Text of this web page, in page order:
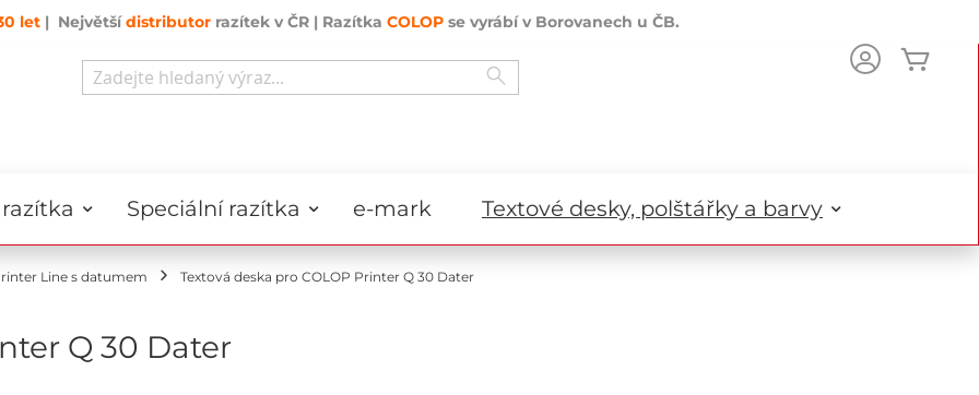
let | Největšídistributor razítek v ČR | Razítka COLOP se vyrábí v Borovanech u ČB.
Speciální razítka e-mark Textové desky, polštářky a barvy
Line s datumem Textová deska pro COLOP Printer Q 30 Dater
Q 30 Dater